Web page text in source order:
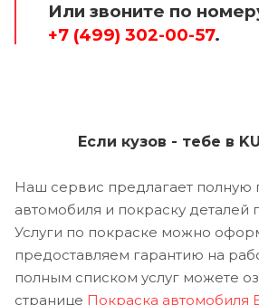
Или звоните по
+7 (499) 302-00-57.
Если кузов - тебе в
Наш сервис предлагает полную
автомобиля и покраску деталей
Услуги по покраске можно
предоставляем гарантию на
полным списком услуг можете
странице Покраска автомобиля